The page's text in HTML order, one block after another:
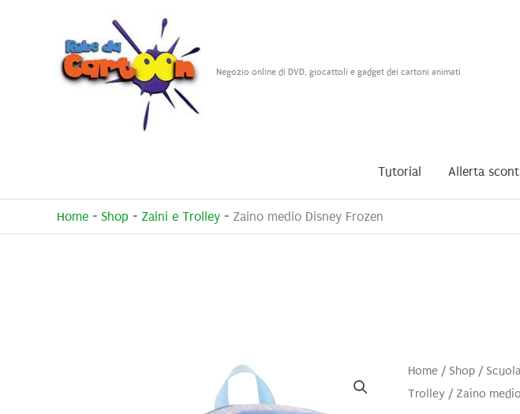
Negozio online di DVD, giocattoli e gadget dei cartoni animati
Tutorial Allerta
Home - Shop - Zaini e Trolley - Zaino medio Disney Frozen
Home/ Shop/
Trolley / Zaino